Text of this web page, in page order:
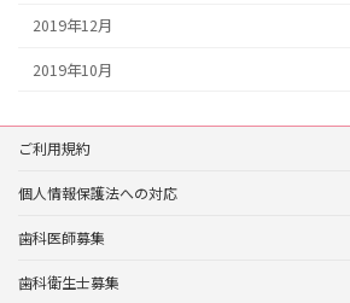
2019年12月
2019年10月
ご利用規約
個人情報保護法への対応
歯科医師募集
歯科衛生士募集